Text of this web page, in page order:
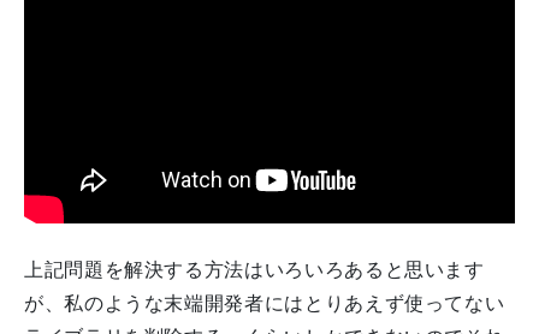
上記問題を解決する方法はいろいろあると思います
が、私のような末端開発者にはとりあえず使ってない